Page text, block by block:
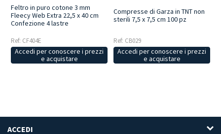
Feltro in puro cotone 3 mm
Fleecy Web Extra 22,5 x 40 cm
Confezione 4 lastre
Ref: CF404E
Accedi per conoscere i prezzi
e acquistare
Compresse di Garza in TNT non
sterili 7,5 x 7,5 cm 100 pz
Ref: CB029
Accedi per conoscere i prezzi
e acquistare
ACCEDI